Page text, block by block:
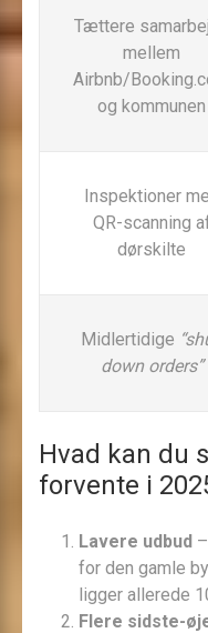
Tættere
mellem
Airbnb/
og kommunen
Inspektioner
QR-scanning
dørskilte
Midlertidige
down orders”
Hvad kan du
forvente i
Lavere udbud
for den gamle
ligger allerede
Flere sidste-